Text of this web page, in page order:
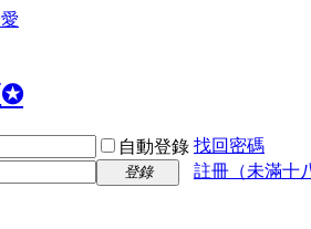
自動登錄 找回密碼
登錄
註冊（未滿十